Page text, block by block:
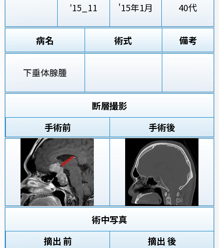
’15_11 '15年1月 40代
病名 術式 備考
下垂体腺腫
断層撮影
手術前
手術後
術中写真
摘出 前
摘出 後